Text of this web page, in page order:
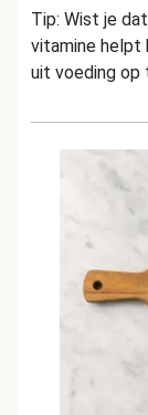
Tip: Wist je
vitamine helpt
uit voeding op